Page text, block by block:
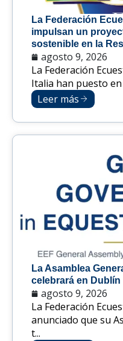
La Federación
impulsan un
sostenible en la
agosto 9, 2026
La Federación
Italia han puesto
Leer más
La Asamblea
celebrará en
agosto 9, 2026
La Federación
anunciado que su
t...